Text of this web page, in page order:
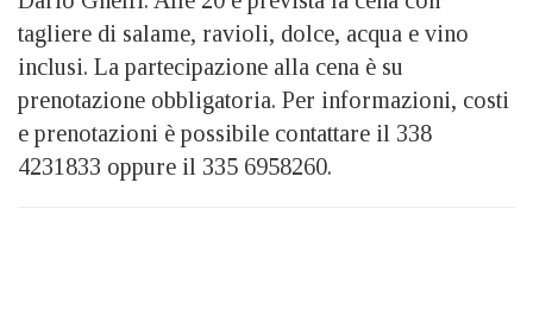
tagliere di salame, ravioli, dolce, acqua e vino
inclusi. La partecipazione alla cena è su
prenotazione obbligatoria. Per informazioni, costi
e prenotazioni è possibile contattare il 338
4231833 oppure il 335 6958260.